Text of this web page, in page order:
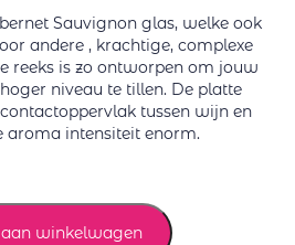
Sauvignon glas, welke ook
andere , krachtige, complexe
reeks is zo ontworpen om jouw
niveau te tillen. De platte
tussen wijn en
aroma intensiteit enorm.
aan winkelwagen